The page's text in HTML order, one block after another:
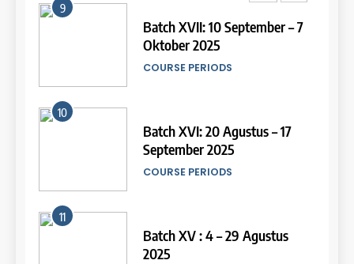
14
Study IELTS Practice
LEIDEN INSTITUTE
15
Online IELTS Courses
LEIDEN INSTITUTE
16
Online IELTS Course
9
Batch XVII: 10 September – 7
Oktober 2025
COURSE PERIODS
10
Batch XVI: 20 Agustus – 17
September 2025
COURSE PERIODS
11
Batch XV : 4 – 29 Agustus
2025